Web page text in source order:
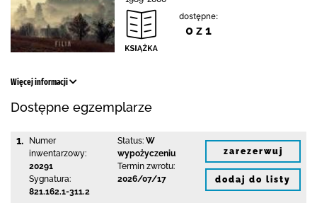
dostępne:
0 z 1
Więcej informacji
Dostępne egzemplarze
1.
Numer
inwentarzowy:
20291
Sygnatura:
821.162.1-311.2
Status: W
wypożyczeniu
Termin zwrotu:
2026/07/17
zarezerwuj
dodaj do listy